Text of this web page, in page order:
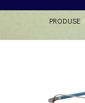
PRODUSE /